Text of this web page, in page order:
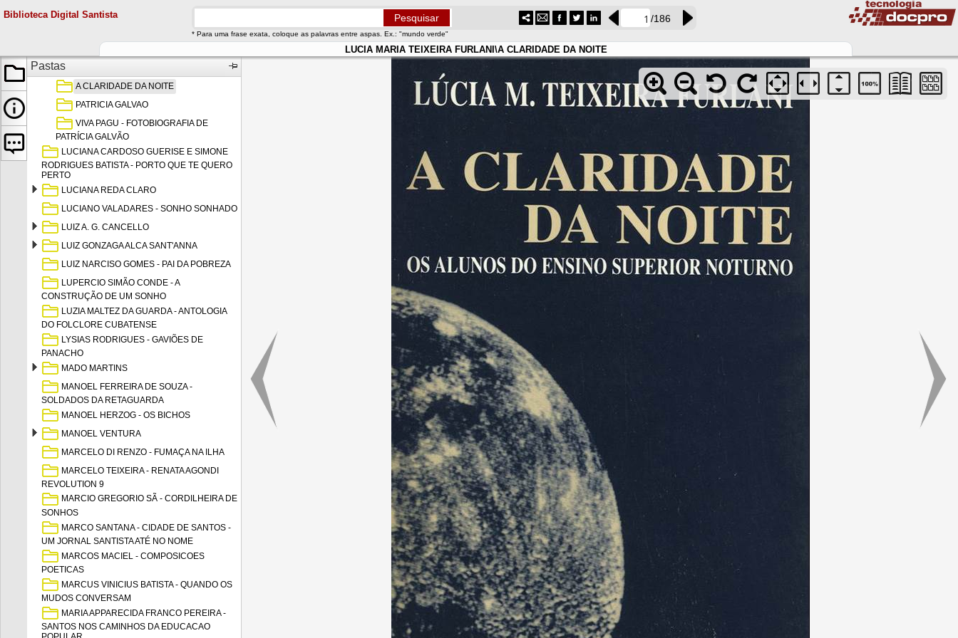
Biblioteca Digital Santista /186
* Para uma frase exata, coloque as palavras entre aspas. Ex.: "mundo verde"
LUCIA MARIA TEIXEIRA FURLANI\A CLARIDADE DA NOITE
Pastas
NAVIO TATUADO EM NÓS
LUCIA MARIA TEIXEIRA FURLANI
A CLARIDADE DA NOITE
PATRICIA GALVAO
VIVA PAGU - FOTOBIOGRAFIA DE
PATRÍCIA GALVÃO
LUCIANA CARDOSO GUERISE E SIMONE
RODRIGUES BATISTA - PORTO QUE TE QUERO
PERTO
LUCIANA REDA CLARO
LUCIANO VALADARES - SONHO SONHADO
LUIZ A. G. CANCELLO
LUIZ GONZAGA ALCA SANT'ANNA
LUIZ NARCISO GOMES - PAI DA POBREZA
LUPERCIO SIMÃO CONDE - A
CONSTRUÇÃO DE UM SONHO
LUZIA MALTEZ DA GUARDA - ANTOLOGIA
DO FOLCLORE CUBATENSE
LYSIAS RODRIGUES - GAVIÕES DE
PANACHO
MADO MARTINS
MANOEL FERREIRA DE SOUZA -
SOLDADOS DA RETAGUARDA
MANOEL HERZOG - OS BICHOS
MANOEL VENTURA
MARCELO DI RENZO - FUMAÇA NA ILHA
MARCELO TEIXEIRA - RENATA AGONDI
REVOLUTION 9
MARCIO GREGORIO SÃ - CORDILHEIRA DE
SONHOS
MARCO SANTANA - CIDADE DE SANTOS -
UM JORNAL SANTISTA ATÉ NO NOME
MARCOS MACIEL - COMPOSICOES
POETICAS
MARCUS VINICIUS BATISTA - QUANDO OS
MUDOS CONVERSAM
MARIA APPARECIDA FRANCO PEREIRA -
SANTOS NOS CAMINHOS DA EDUCACAO